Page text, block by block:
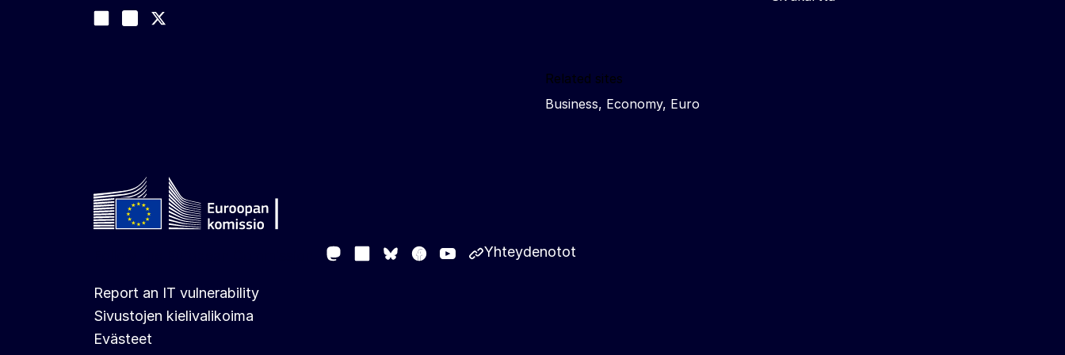
Join us on LinkedIn
Trade-Off podcast
Related sites
Business, Economy, Euro
MastodonLinkedIn
Bluesky
FacebookYoutubeOther networks
Yhteydenotot
Report an IT vulnerability
Sivustojen kielivalikoima
Evästeet